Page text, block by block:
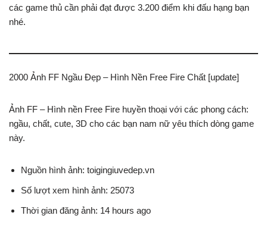
các game thủ cần phải đạt được 3.200 điểm khi đấu hạng bạn
nhé.
2000 Ảnh FF Ngầu Đẹp – Hình Nền Free Fire Chất [update]
Ảnh FF – Hình nền Free Fire huyền thoại với các phong cách:
ngầu, chất, cute, 3D cho các bạn nam nữ yêu thích dòng game
này.
Nguồn hình ảnh: toigingiuvedep.vn
Số lượt xem hình ảnh: 25073
Thời gian đăng ảnh: 14 hours ago